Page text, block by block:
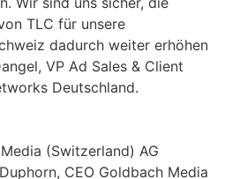
TLC für unsere
dadurch weiter erhöhen
VP Ad Sales & Client
Deutschland.
(Switzerland) AG
CEO Goldbach Media